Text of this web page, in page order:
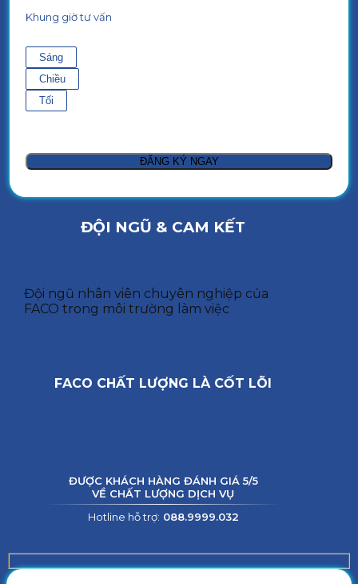
Khung giờ tư vấn
Sáng
Chiều
Tối
ĐỘI NGŨ & CAM KẾT
Đội ngũ nhân viên chuyên nghiệp của
FACO trong môi trường làm việc
FACO CHẤT LƯỢNG LÀ CỐT LÕI
ĐƯỢC KHÁCH HÀNG ĐÁNH GIÁ 5/5
VỀ CHẤT LƯỢNG DỊCH VỤ
Hotline hỗ trợ: 088.9999.032